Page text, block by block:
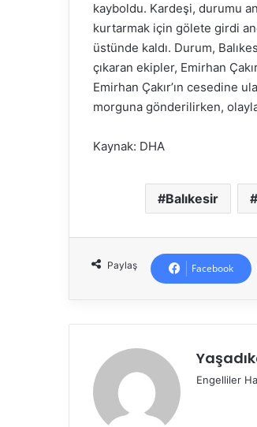
kayboldu. Kardeşi, durumu
kurtarmak için gölete girdi
üstünde kaldı. Durum,
çıkaran ekipler, Emirhan
Emirhan Çakır’ın cesedine
morguna gönderilirken,
Kaynak: DHA
Balıkesir
Paylaş Facebook
Engelliler